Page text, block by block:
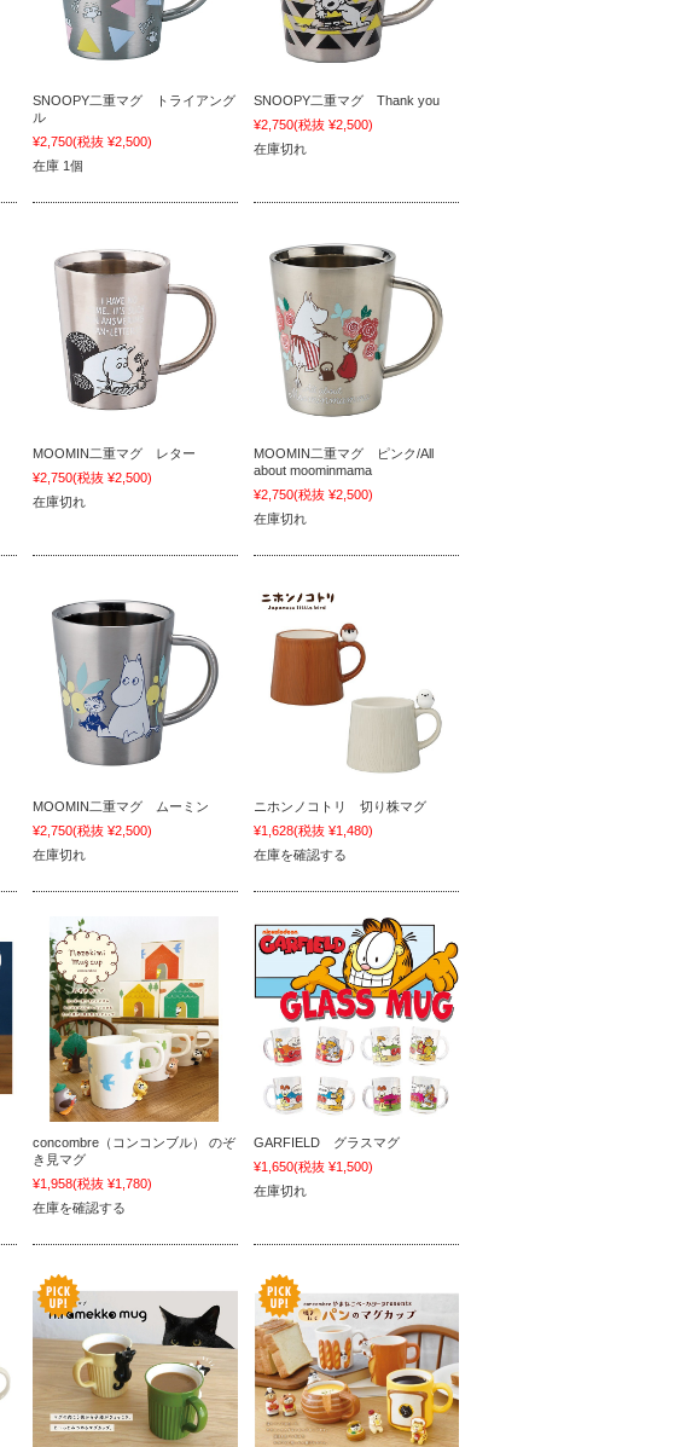
SNOOPY二重マグ トライアング
ル
¥2,750(税抜 ¥2,500)
在庫 1個
SNOOPY二重マグ Thank you
¥2,750(税抜 ¥2,500)
在庫切れ
MOOMIN二重マグ レター
¥2,750(税抜 ¥2,500)
在庫切れ
MOOMIN二重マグ ピンク/All
about moominmama
¥2,750(税抜 ¥2,500)
在庫切れ
MOOMIN二重マグ ムーミン
¥2,750(税抜 ¥2,500)
在庫切れ
ニホンノコトリ 切り株マグ
¥1,628(税抜 ¥1,480)
在庫を確認する
concombre（コンコンブル） のぞ
き見マグ
¥1,958(税抜 ¥1,780)
在庫を確認する
GARFIELD グラスマグ
¥1,650(税抜 ¥1,500)
在庫切れ